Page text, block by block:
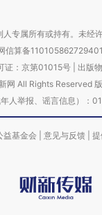
专属所有或持有。未经
信算备
证：京第01015号| 出版
网 All Rights Reserved
年人举报、谣言信息）
益基金会 意见与反馈